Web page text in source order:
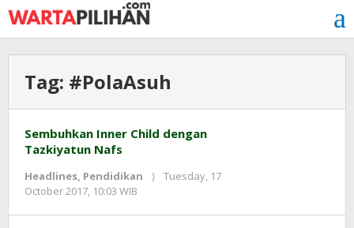
Skip
to
content
Tag: #PolaAsuh
Sembuhkan Inner Child dengan
Tazkiyatun Nafs
Headlines, Pendidikan
Tuesday, 17
October 2017, 10:03 WIB
Prawiranegara